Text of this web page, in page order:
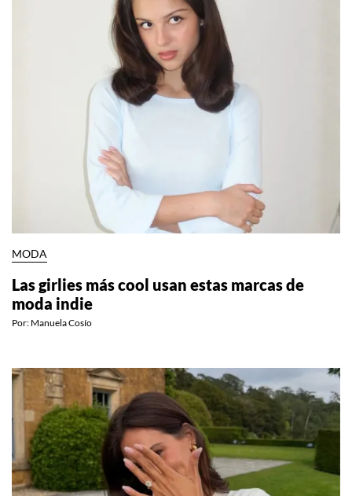
MODA
Las girlies más cool usan estas marcas de
moda indie
Por: Manuela Cosío